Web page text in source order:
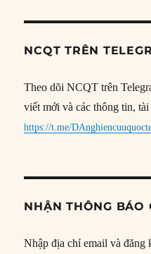
NCQT TRÊN
Theo dõi NCQT trên
viết mới và các thông tin,
https://t.me/
NHẬN THÔNG BÁO
Nhập địa chỉ email và đăng